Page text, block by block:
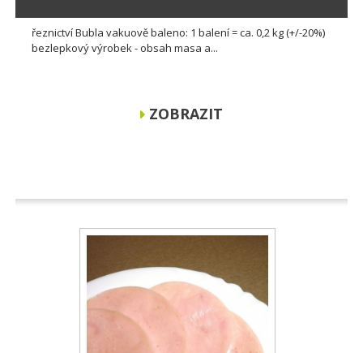
řeznictví Bubla vakuově baleno: 1 balení = ca. 0,2 kg (+/-20%)
bezlepkový výrobek - obsah masa a...
ZOBRAZIT